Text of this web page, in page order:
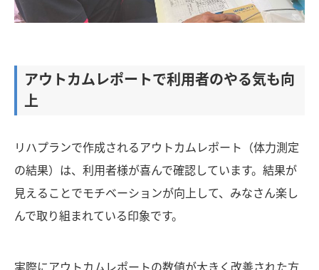
アウトカムレポートで利用者のやる気も向
上
リハプランで作成されるアウトカムレポート（体力測定
の結果）は、利用者様が喜んで確認しています。結果が
見えることでモチベーションが向上して、みなさん楽し
んで取り組まれている印象です。